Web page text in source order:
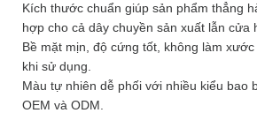
Kích thước chuẩn giúp sản phẩm thẳng
hợp cho cả dây chuyền sản xuất lẫn cửa
Bề mặt mịn, độ cứng tốt, không làm
khi sử dụng.
Màu tự nhiên dễ phối với nhiều kiểu bao
OEM và ODM.